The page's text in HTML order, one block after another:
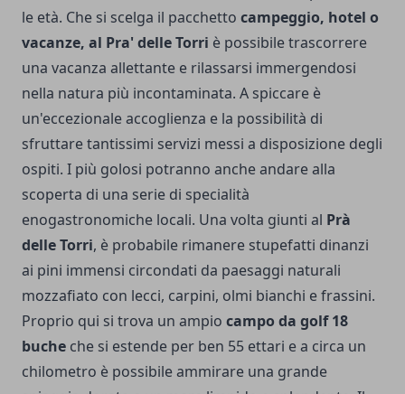
le età. Che si scelga il pacchetto campeggio, hotel o
vacanze, al Pra' delle Torri è possibile trascorrere
una vacanza allettante e rilassarsi immergendosi
nella natura più incontaminata. A spiccare è
un'eccezionale accoglienza e la possibilità di
sfruttare tantissimi servizi messi a disposizione degli
ospiti. I più golosi potranno anche andare alla
scoperta di una serie di specialità
enogastronomiche locali. Una volta giunti al Prà
delle Torri, è probabile rimanere stupefatti dinanzi
ai pini immensi circondati da paesaggi naturali
mozzafiato con lecci, carpini, olmi bianchi e frassini.
Proprio qui si trova un ampio campo da golf 18
buche che si estende per ben 55 ettari e a circa un
chilometro è possibile ammirare una grande